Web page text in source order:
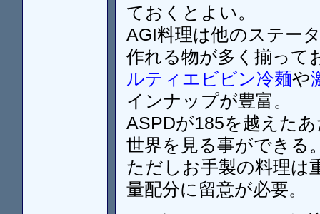
ておくとよい。
AGI料理は他のステー
作れる物が多く揃って
ルティエビビン冷麺や
インナップが豊富。
ASPDが185を越えた
世界を見る事ができる
ただしお手製の料理は
量配分に留意が必要。